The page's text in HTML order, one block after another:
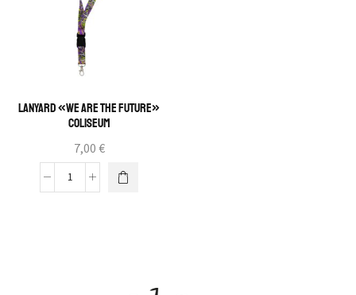
Lanyard «We Are The Future»
Coliseum
7,00 €